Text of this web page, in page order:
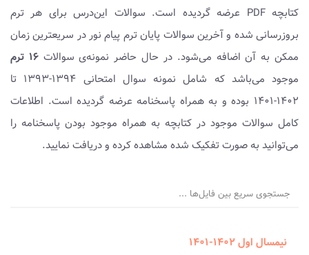
کتابچه PDF عرضه گردیده است. سوالات این‌درس برای هر ترم
بروزرسانی شده و آخرین سوالات پایان ترم پیام نور در سریعترین زمان
ممکن به آن اضافه می‌شود. در حال حاضر نمونه‌ی سوالات۱۶ ترم
موجود می‌باشد که شامل نمونه سوال امتحانی ۱۳۹۴-۱۳۹۳ تا
۱۴۰۲-۱۴۰۱ بوده و به همراه پاسخنامه عرضه گردیده است. اطلاعات
کامل سوالات موجود در کتابچه به همراه موجود بودن پاسخنامه را
می‌توانید به صورت تفکیک شده مشاهده کرده و دریافت نمایید.
جستجوی سریع بین فایل‌ها ...
نیمسال اول ۱۴۰۲-۱۴۰۱